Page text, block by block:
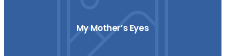
My Mother’s Eyes